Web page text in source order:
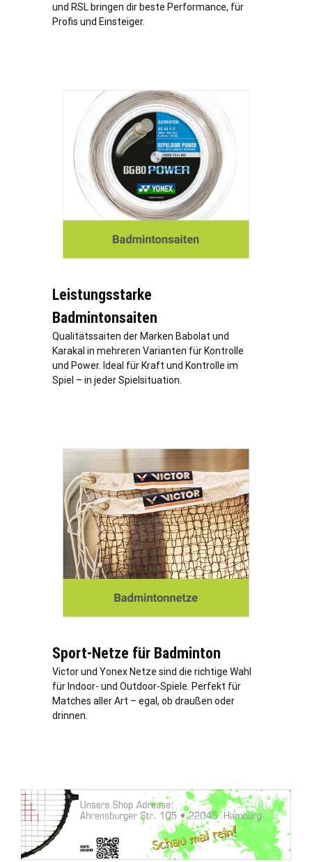
und RSL bringen dir beste Performance, für
Profis und Einsteiger.
Leistungsstarke
Badmintonsaiten
Qualitätssaiten der Marken Babolat und
Karakal in mehreren Varianten für Kontrolle
und Power. Ideal für Kraft und Kontrolle im
Spiel – in jeder Spielsituation.
Sport-Netze für Badminton
Victor und Yonex Netze sind die richtige Wahl
für Indoor- und Outdoor-Spiele. Perfekt für
Matches aller Art – egal, ob draußen oder
drinnen.